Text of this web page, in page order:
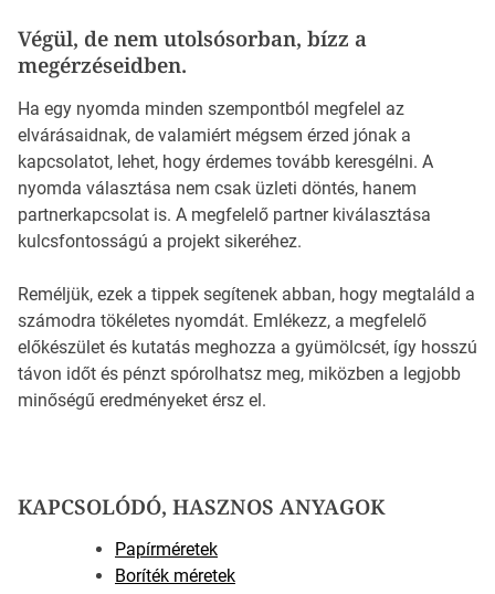
Végül, de nem utolsósorban, bízz a
megérzéseidben.
Ha egy nyomda minden szempontból megfelel az
elvárásaidnak, de valamiért mégsem érzed jónak a
kapcsolatot, lehet, hogy érdemes tovább keresgélni. A
nyomda választása nem csak üzleti döntés, hanem
partnerkapcsolat is. A megfelelő partner kiválasztása
kulcsfontosságú a projekt sikeréhez.
Reméljük, ezek a tippek segítenek abban, hogy megtaláld a
számodra tökéletes nyomdát. Emlékezz, a megfelelő
előkészület és kutatás meghozza a gyümölcsét, így hosszú
távon időt és pénzt spórolhatsz meg, miközben a legjobb
minőségű eredményeket érsz el.
KAPCSOLÓDÓ, HASZNOS ANYAGOK
Papírméretek
Boríték méretek